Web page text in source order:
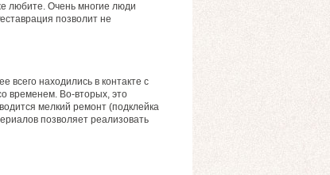
любите. Очень многие люди
позволит не
всего находились в контакте с
временем. Во-вторых, это
мелкий ремонт (подклейка
позволяет реализовать